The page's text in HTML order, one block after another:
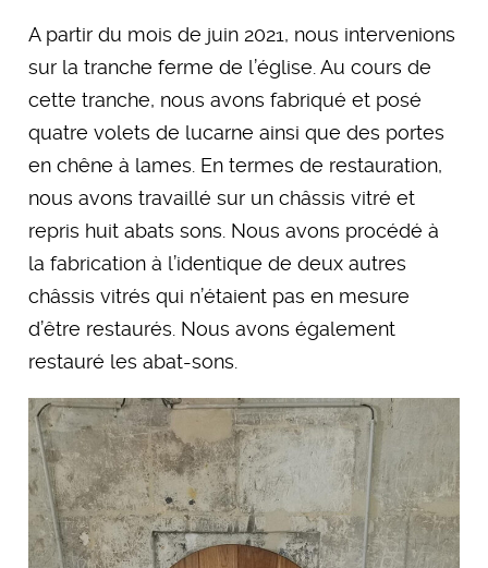
A partir du mois de juin 2021, nous intervenions
sur la tranche ferme de l’église. Au cours de
cette tranche, nous avons fabriqué et posé
quatre volets de lucarne ainsi que des portes
en chêne à lames. En termes de restauration,
nous avons travaillé sur un châssis vitré et
repris huit abats sons. Nous avons procédé à
la fabrication à l’identique de deux autres
châssis vitrés qui n’étaient pas en mesure
d’être restaurés. Nous avons également
restauré les abat-sons.